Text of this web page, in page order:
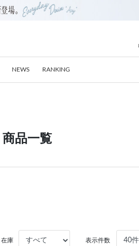
NEWS RANKING
商品一覧
在庫 表示件数